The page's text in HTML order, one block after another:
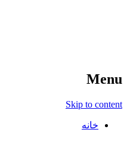
Menu
Skip to content
خانه